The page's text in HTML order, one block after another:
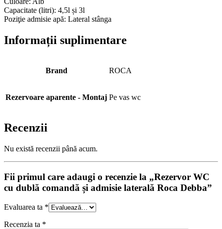
Capacitate (litri): 4,5l și 3l
Poziţie admisie apă: Lateral stânga
Informații suplimentare
Brand ROCA
Rezervoare aparente - Montaj Pe vas wc
Recenzii
Nu există recenzii până acum.
Fii primul care adaugi o recenzie la „Rezervor WC
cu dublă comandă și admisie laterală Roca Debba”
Evaluarea ta *
Recenzia ta *